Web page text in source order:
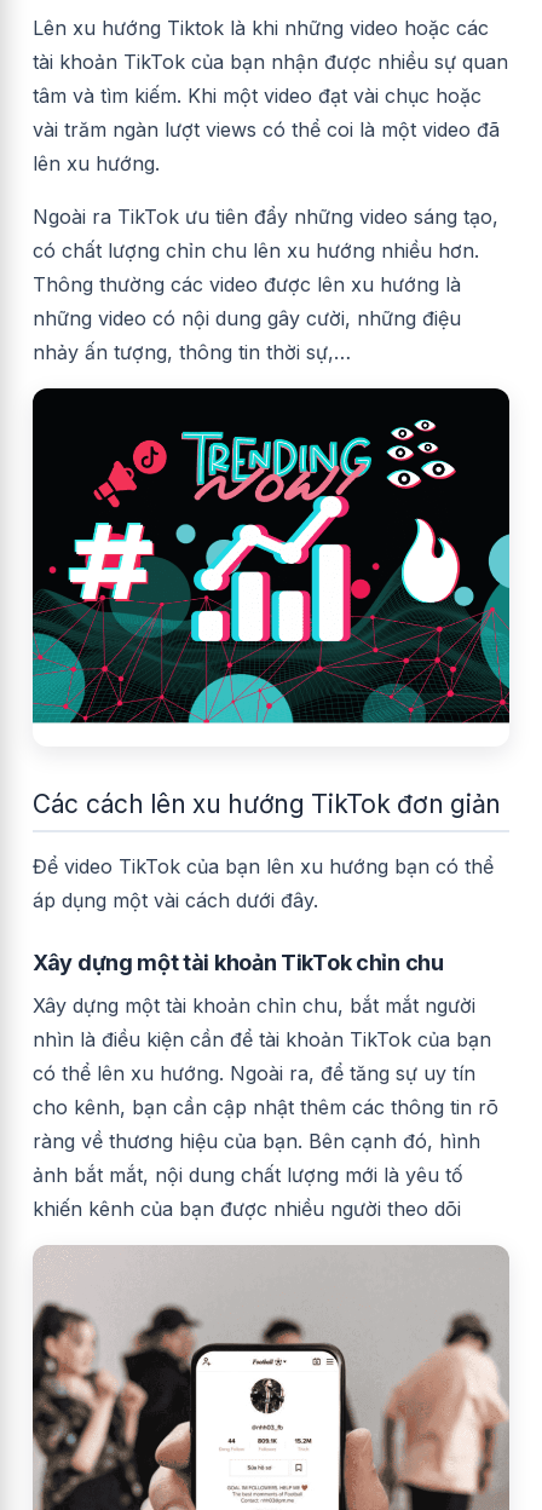
Lên xu hướng Tiktok là khi những video hoặc các
tài khoản TikTok của bạn nhận được nhiều sự quan
tâm và tìm kiếm. Khi một video đạt vài chục hoặc
vài trăm ngàn lượt views có thể coi là một video đã
lên xu hướng.
Ngoài ra TikTok ưu tiên đẩy những video sáng tạo,
có chất lượng chỉn chu lên xu hướng nhiều hơn.
Thông thường các video được lên xu hướng là
những video có nội dung gây cười, những điệu
nhảy ấn tượng, thông tin thời sự,…
Các cách lên xu hướng TikTok đơn giản
Để video TikTok của bạn lên xu hướng bạn có thể
áp dụng một vài cách dưới đây.
Xây dựng một tài khoản TikTok chỉn chu
Xây dựng một tài khoản chỉn chu, bắt mắt người
nhìn là điều kiện cần để tài khoản TikTok của bạn
có thể lên xu hướng. Ngoài ra, để tăng sự uy tín
cho kênh, bạn cần cập nhật thêm các thông tin rõ
ràng về thương hiệu của bạn. Bên cạnh đó, hình
ảnh bắt mắt, nội dung chất lượng mới là yêu tố
khiến kênh của bạn được nhiều người theo dõi